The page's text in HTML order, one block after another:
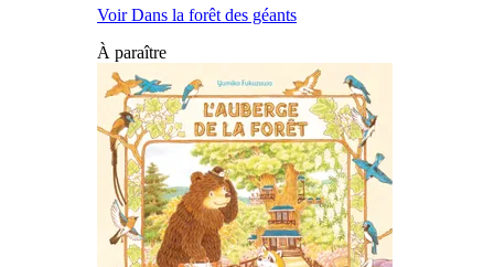
Voir Dans la forêt des géants
À paraître